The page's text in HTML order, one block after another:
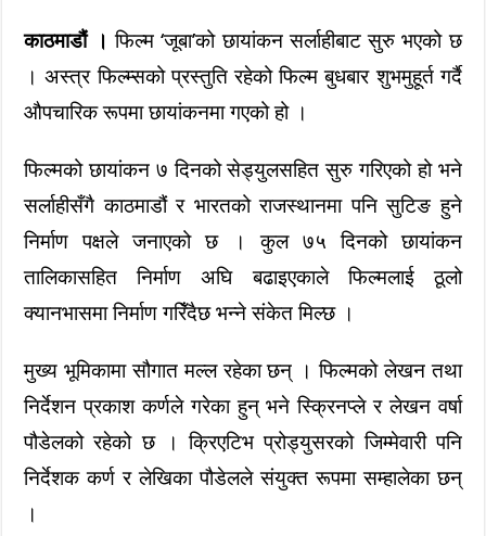
काठमाडौं । फिल्म ‘जूबा’को छायांकन सर्लाहीबाट सुरु भएको छ
। अस्त्र फिल्म्सको प्रस्तुति रहेको फिल्म बुधबार शुभमुहूर्त गर्दै
औपचारिक रूपमा छायांकनमा गएको हो ।
फिल्मको छायांकन ७ दिनको सेड्युलसहित सुरु गरिएको हो भने
सर्लाहीसँगै काठमाडौं र भारतको राजस्थानमा पनि सुटिङ हुने
निर्माण पक्षले जनाएको छ । कुल ७५ दिनको छायांकन
तालिकासहित निर्माण अघि बढाइएकाले फिल्मलाई ठूलो
क्यानभासमा निर्माण गरिँदैछ भन्ने संकेत मिल्छ ।
मुख्य भूमिकामा सौगात मल्ल रहेका छन् । फिल्मको लेखन तथा
निर्देशन प्रकाश कर्णले गरेका हुन् भने स्क्रिनप्ले र लेखन वर्षा
पौडेलको रहेको छ । क्रिएटिभ प्रोड्युसरको जिम्मेवारी पनि
निर्देशक कर्ण र लेखिका पौडेलले संयुक्त रूपमा सम्हालेका छन्
।